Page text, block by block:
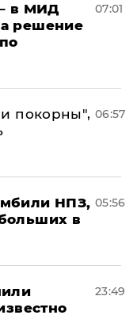
в МИД
решение
07:01
покорны", 06:57
НПЗ,
в
05:56
23:49